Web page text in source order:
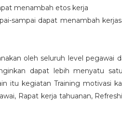
menambah etos kerja
sampai dapat menambah
oleh seluruh level pegawai
dapat lebih menyatu
itu kegiatan Training motivasi
Rapat kerja tahuanan,